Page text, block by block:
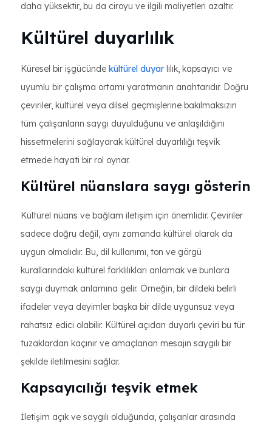
daha yüksektir, bu da ciroyu ve ilgili maliyetleri azaltır.
Kültürel duyarlılık
Küresel bir işgücünde kültürel duyar lılık, kapsayıcı ve
uyumlu bir çalışma ortamı yaratmanın anahtarıdır. Doğru
çeviriler, kültürel veya dilsel geçmişlerine bakılmaksızın
tüm çalışanların saygı duyulduğunu ve anlaşıldığını
hissetmelerini sağlayarak kültürel duyarlılığı teşvik
etmede hayati bir rol oynar.
Kültürel nüanslara saygı gösterin
Kültürel nüans ve bağlam iletişim için önemlidir. Çeviriler
sadece doğru değil, aynı zamanda kültürel olarak da
uygun olmalıdır. Bu, dil kullanımı, ton ve görgü
kurallarındaki kültürel farklılıkları anlamak ve bunlara
saygı duymak anlamına gelir. Örneğin, bir dildeki belirli
ifadeler veya deyimler başka bir dilde uygunsuz veya
rahatsız edici olabilir. Kültürel açıdan duyarlı çeviri bu tür
tuzaklardan kaçınır ve amaçlanan mesajın saygılı bir
şekilde iletilmesini sağlar.
Kapsayıcılığı teşvik etmek
İletişim açık ve saygılı olduğunda, çalışanlar arasında